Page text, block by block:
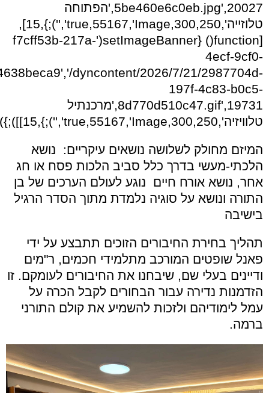
5be460e6c0eb.jpg',20027,'הפתוחה
טלוזייה',300,250,true,55167,'Image','');},15],
[function() {setImageBanner('f7cff53b-217a-
4ecf-9cf0-
dyncontent/2026/7/21/2987704d-
197f-4c83-b0c5-
8d770d510c47.gif',19731,'מרכנתיל
טלוויזיה',300,250,true,55167,'Image','');},15]]);})
המיזם מחולק לשלושה נושאים עיקריים: נושא
הלכתי-מעשי בדרך כלל סביב הלכות פסח או חג
אחר, נושא אורח חיים נוגע לעולם הערכים של בן
התורה ונושא על סוגיה נלמדת מתוך הסדר הרגיל
בישיבה
תהליך בחירת החיבורים הזוכים תתבצע על ידי
פאנל שופטים המורכב מתלמידי חכמים, ר"מים
ודיינים בעלי שם, שיבחנו את החיבורים לעומקם. זו
הזדמנות נדירה עבור הבחורים לקבל הכרה על
עמל לימודיהם ולזכות להשמיע את קולם התורני
ברמה.